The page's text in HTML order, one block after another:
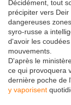
Décidément, tout
précipiter vers
dangereuses
syro-russe a
d'avoir les
mouvements.
D'après le
ce qui provoquera
dernière poche de
y vaporisent